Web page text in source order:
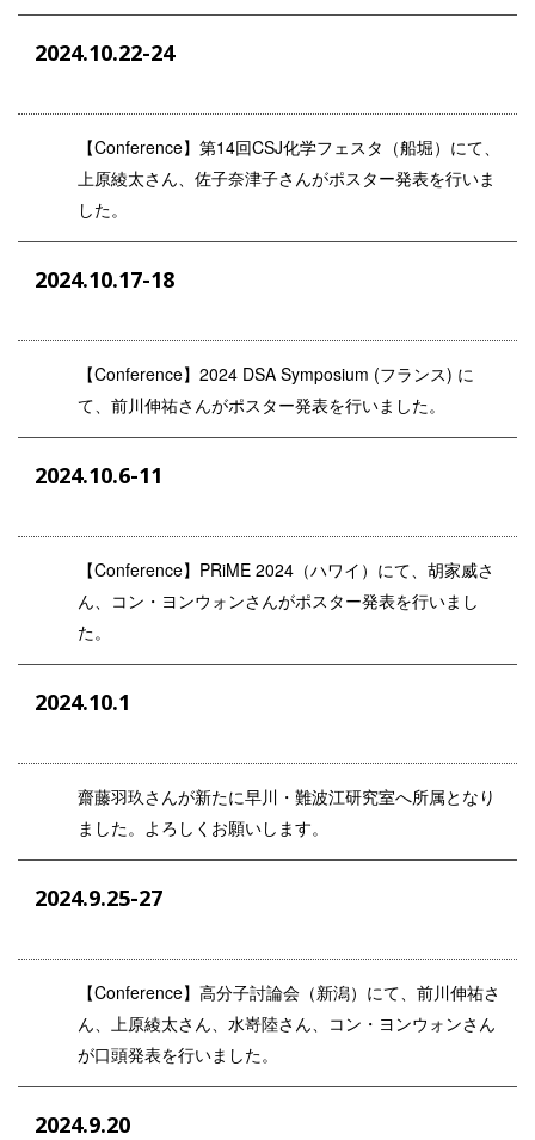
2024.10.22-24
【Conference】第14回CSJ化学フェスタ（船堀）にて、
上原綾太さん、佐子奈津子さんがポスター発表を行いま
した。
2024.10.17-18
【Conference】2024 DSA Symposium (フランス) に
て、前川伸祐さんがポスター発表を行いました。
2024.10.6-11
【Conference】PRiME 2024（ハワイ）にて、胡家威さ
ん、コン・ヨンウォンさんがポスター発表を行いまし
た。
2024.10.1
齋藤羽玖さんが新たに早川・難波江研究室へ所属となり
ました。よろしくお願いします。
2024.9.25-27
【Conference】高分子討論会（新潟）にて、前川伸祐さ
ん、上原綾太さん、水嵜陸さん、コン・ヨンウォンさん
が口頭発表を行いました。
2024.9.20